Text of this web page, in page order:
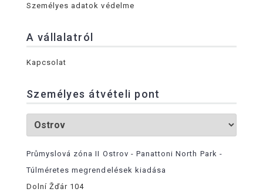
Személyes adatok védelme
A vállalatról
Kapcsolat
Személyes átvételi pont
Průmyslová zóna II Ostrov - Panattoni North Park -
Túlméretes megrendelések kiadása
Dolní Žďár 104